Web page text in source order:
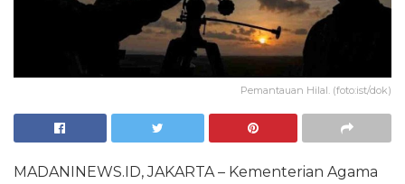
Pemantauan Hilal. (foto:ist/dok)
MADANINEWS.ID, JAKARTA – Kementerian Agama